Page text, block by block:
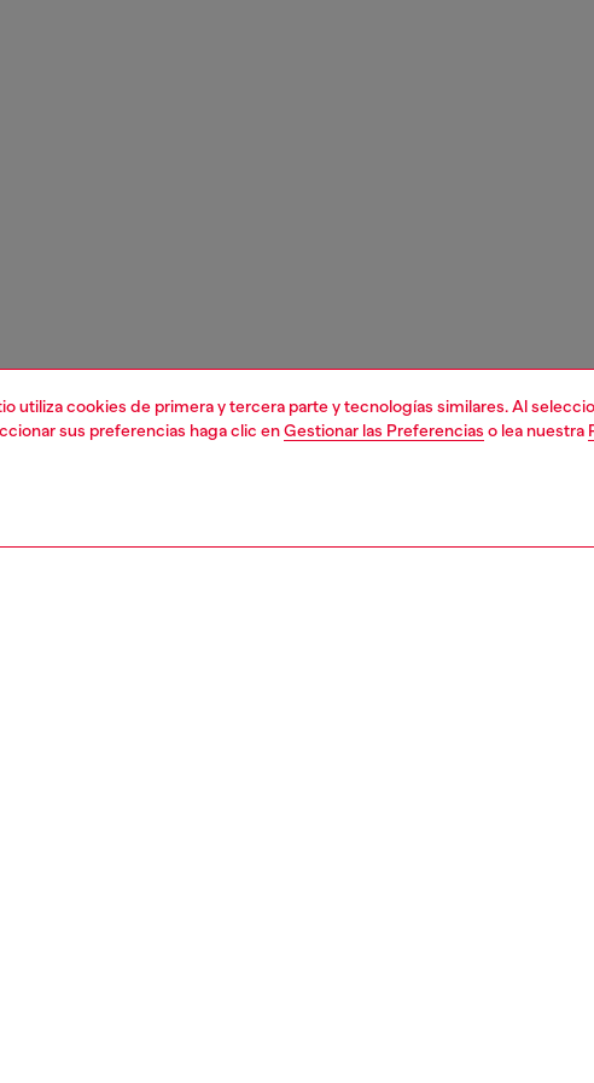
utiliza cookies de primera y tercera parte y tecnologías similares. Al
sus preferencias haga clic enGestionar las Preferencias o lea nuestra